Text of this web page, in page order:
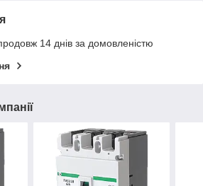
14 днів за домовленістю